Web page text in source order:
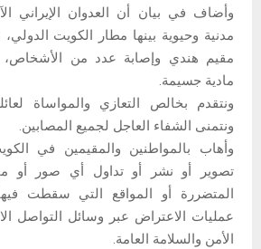
وأضاف في بيان أن العدوان الإيراني
مدنية وحيوية بينها مطار الكويت
مقيم هندي وإصابة عدد من الأشخاص،
مادية جسيمة.
ونتقدم بخالص التعازي والمواساة
ونتمنى الشفاء العاجل لجميع المصابين.
وأهاب بالمواطنين والمقيمين في
تصوير أو نشر أو تداول أي صور أو
المتضررة أو المواقع التي سقطت
عمليات الاعتراض عبر وسائل التواصل
الأمن والسلامة العامة.